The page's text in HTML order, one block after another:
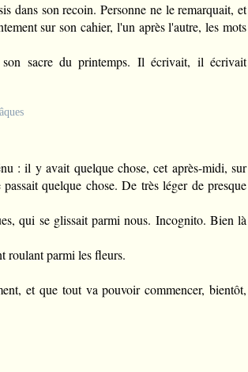
dans son recoin. Personne ne le remarquait, et
sur son cahier, l'un après l'autre, les mots
sacre du printemps. Il écrivait, il écrivait
: il y avait quelque chose, cet après-midi, sur
quelque chose. De très léger de presque
qui se glissait parmi nous. Incognito. Bien là
roulant parmi les fleurs.
et que tout va pouvoir commencer, bientôt,